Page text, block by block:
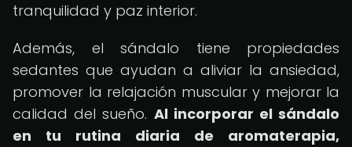
tranquilidad y paz interior.
Además, el sándalo tiene propiedades
sedantes que ayudan a aliviar la ansiedad,
promover la relajación muscular y mejorar la
calidad del sueño. Al incorporar el sándalo
en tu rutina diaria de aromaterapia,